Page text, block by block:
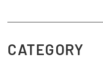
CATEGORY